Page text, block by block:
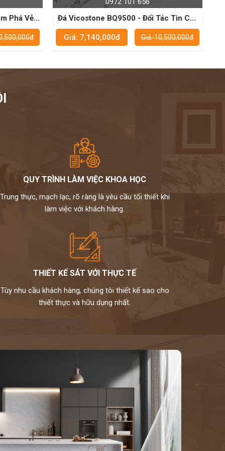
Phá Vẻ
Đá Vicostone BQ9500 - Đối Tác Tin Cậy
Cho Bàn Bếp Đẹp Mắt
Giá: 7,140,000đ
Giá: 10,500,000đ
QUY TRÌNH LÀM VIỆC KHOA HỌC
Trung thực, mạch lạc, rõ ràng là yêu cầu tối thiết khi
làm việc với khách hàng.
THIẾT KẾ SÁT VỚI THỰC TẾ
Tùy nhu cầu khách hàng, chúng tôi thiết kế sao cho
thiết thực và hữu dụng nhất.